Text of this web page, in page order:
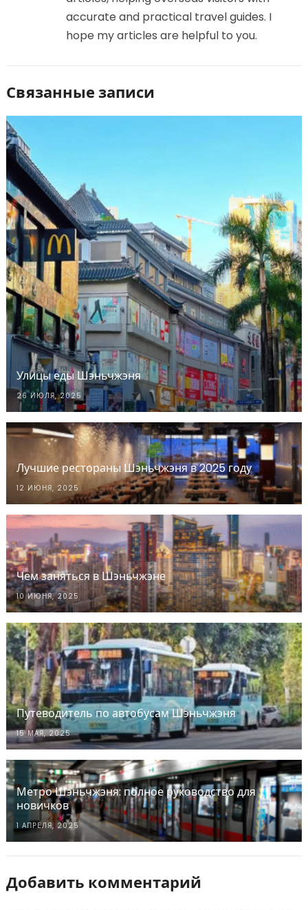
accurate and practical travel guides. I
hope my articles are helpful to you.
Связанные записи
Улицы еды Шэньчжэня
26 ИЮЛЯ, 2025
Лучшие рестораны Шэньчжэня в 2025 году
12 ИЮНЯ, 2025
Чем заняться в Шэньчжэне
10 ИЮНЯ, 2025
Путеводитель по автобусам Шэньчжэня
15 МАЯ, 2025
Метро Шэньчжэня: полное руководство для
новичков
1 АПРЕЛЯ, 2025
Добавить комментарий